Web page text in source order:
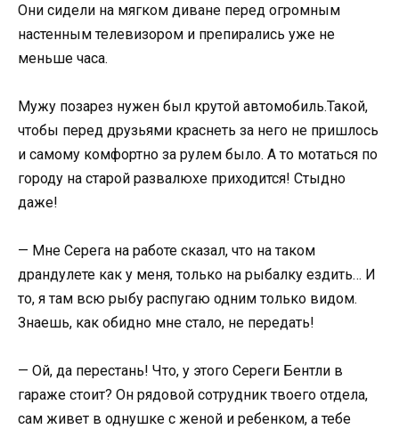
Они сидели на мягком диване перед огромным
настенным телевизором и препирались уже не
меньше часа.
Мужу позарез нужен был крутой автомобиль.Такой,
чтобы перед друзьями краснеть за него не пришлось
и самому комфортно за рулем было. А то мотаться по
городу на старой развалюхе приходится! Стыдно
даже!
— Мне Серега на работе сказал, что на таком
драндулете как у меня, только на рыбалку ездить… И
то, я там всю рыбу распугаю одним только видом.
Знаешь, как обидно мне стало, не передать!
— Ой, да перестань! Что, у этого Сереги Бентли в
гараже стоит? Он рядовой сотрудник твоего отдела,
сам живет в однушке с женой и ребенком, а тебе